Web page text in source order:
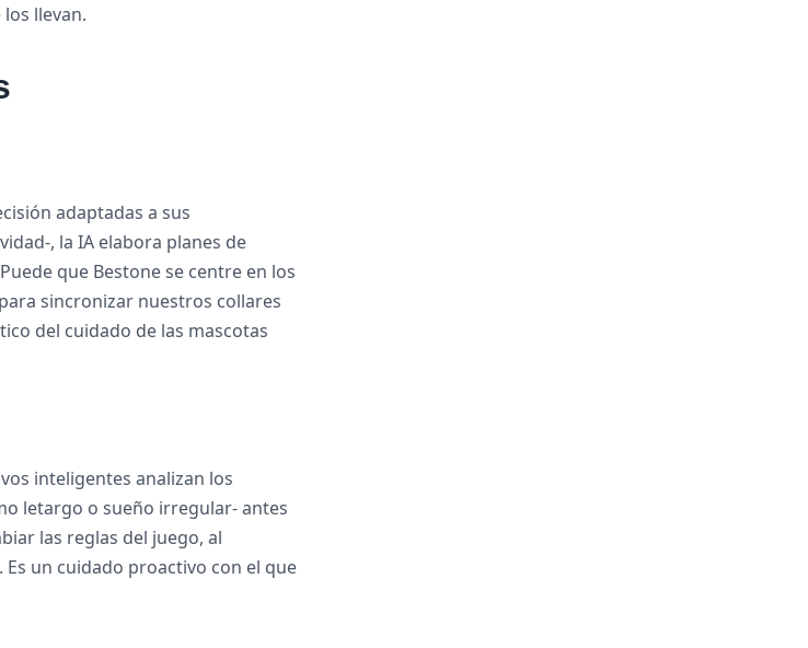
llevan.
adaptadas a sus
, la IA elabora planes de
que Bestone se centre en los
sincronizar nuestros collares
del cuidado de las mascotas
inteligentes analizan los
letargo o sueño irregular- antes
las reglas del juego, al
un cuidado proactivo con el que